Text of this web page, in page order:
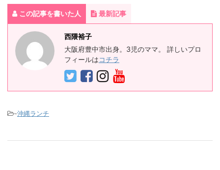
この記事を書いた人 最新記事
西隈裕子
大阪府豊中市出身。3児のママ。 詳しいプロ
フィールはコチラ
-沖縄ランチ